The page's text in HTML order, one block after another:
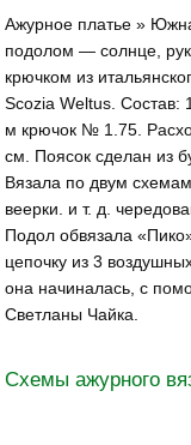
Ажурное платье »
подолом — солнце,
крючком из
Scozia Weltus. Состав:
м крючок № 1.75.
см. Поясок сделан из
Вязала по двум
веерки. и т. д.
Подол обвязала
цепочку из 3
она начиналась, с
Светланы Чайка.
Схемы ажурного